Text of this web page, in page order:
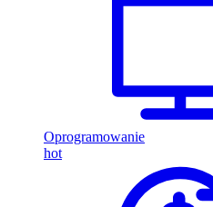
Oprogramowanie
hot